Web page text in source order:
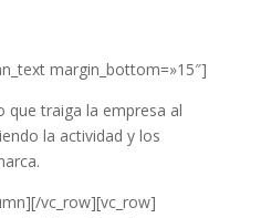
margin_bottom=»15″]
que traiga la empresa al
la actividad y los
vc_row][vc_row]